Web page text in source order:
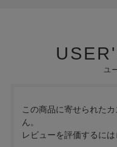
ユ
この商品に寄せられた
ん。
レビューを評価するには